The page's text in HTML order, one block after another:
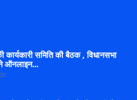
कार्यकारी समिति की बैठक , विधानसभा
ऑनलाइन...